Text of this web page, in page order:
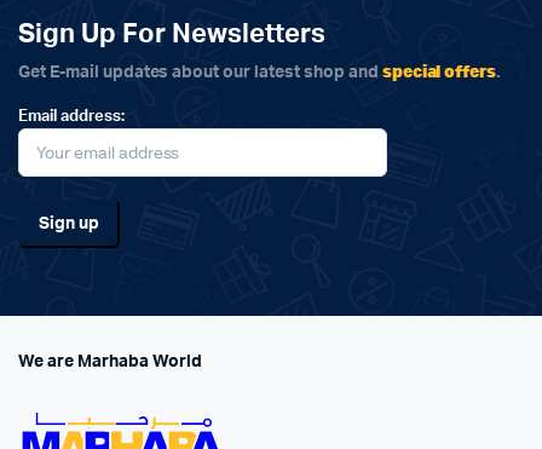
Sign Up For Newsletters
Get E-mail updates about our latest shop and special offers.
Email address:
We are Marhaba World